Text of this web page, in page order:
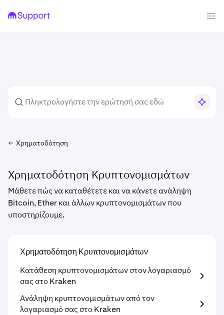
Χρηματοδότηση
Χρηματοδότηση Κρυπτονομισμάτων
Μάθετε πώς να καταθέτετε και να κάνετε ανάληψη
Bitcoin, Ether και άλλων κρυπτονομισμάτων που
υποστηρίζουμε.
Χρηματοδότηση Κρυπτονομισμάτων
Κατάθεση κρυπτονομισμάτων στον λογαριασμό
σας στο Kraken
Ανάληψη κρυπτονομισμάτων από τον
λογαριασμό σας στο Kraken